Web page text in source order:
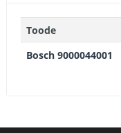
Toode
Bosch 9000044001